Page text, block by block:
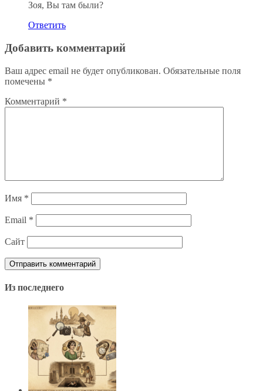
Зоя, Вы там были?
Ответить
Добавить комментарий
Ваш адрес email не будет опубликован. Обязательные поля
помечены *
Комментарий *
Имя *
Email *
Сайт
Из последнего